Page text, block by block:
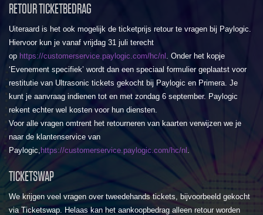
RETOUR TICKETBEDRAG
Uiteraard is het ook mogelijk de ticketprijs retour te vragen bij Paylogic.
Hiervoor kun je vanaf vrijdag 31 juli terecht
op https://customerservice.paylogic.com/hc/nl
. Onder het kopje
‘Evenement specifiek’ wordt dan een speciaal formulier geplaatst voor
restitutie van Ultrasonic tickets gekocht bij Paylogic en Primera. Je
kunt je aanvraag indienen tot en met zondag 6 september. Paylogic
rekent echter wel kosten voor hun diensten.
Voor alle vragen omtrent het retourneren van kaarten verwijzen we je
naar de klantenservice van
Paylogic, https://customerservice.paylogic.com/hc/nl
TICKETSWAP
We krijgen veel vragen over tweedehands tickets, bijvoorbeeld gekocht
via Ticketswap. Helaas kan het aankoopbedrag alleen retour worden